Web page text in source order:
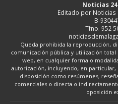
Noticias
Editado por Noticias
B-
Tfno. 952
Queda prohibida la reproducción,
comunicación pública y utilización
web, en cualquier forma o
autorización, incluyendo, en
disposición como resúmenes,
comerciales o directa o
oposición